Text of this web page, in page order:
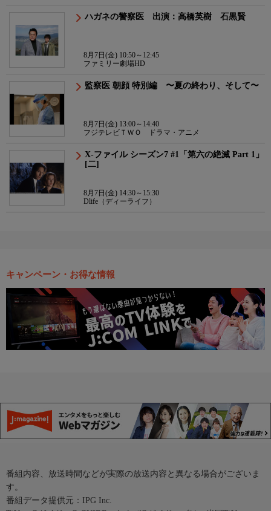
ハガネの警察医 出演：高橋英樹 石黒賢
8月7日(金) 10:50～12:45
ファミリー劇場HD
監察医 朝顔 特別編 〜夏の終わり、そして〜
8月7日(金) 13:00～14:40
フジテレビＴＷＯ ドラマ・アニメ
X-ファイル シーズン7 #1「第六の絶滅 Part 1」
[二]
8月7日(金) 14:30～15:30
Dlife（ディーライフ）
キャンペーン・お得な情報
番組内容、放送時間などが実際の放送内容と異なる場合がございま
す。
番組データ提供元：IPG Inc.